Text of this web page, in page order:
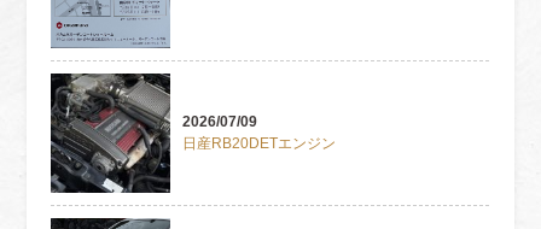
2026/07/09
日産RB20DETエンジン